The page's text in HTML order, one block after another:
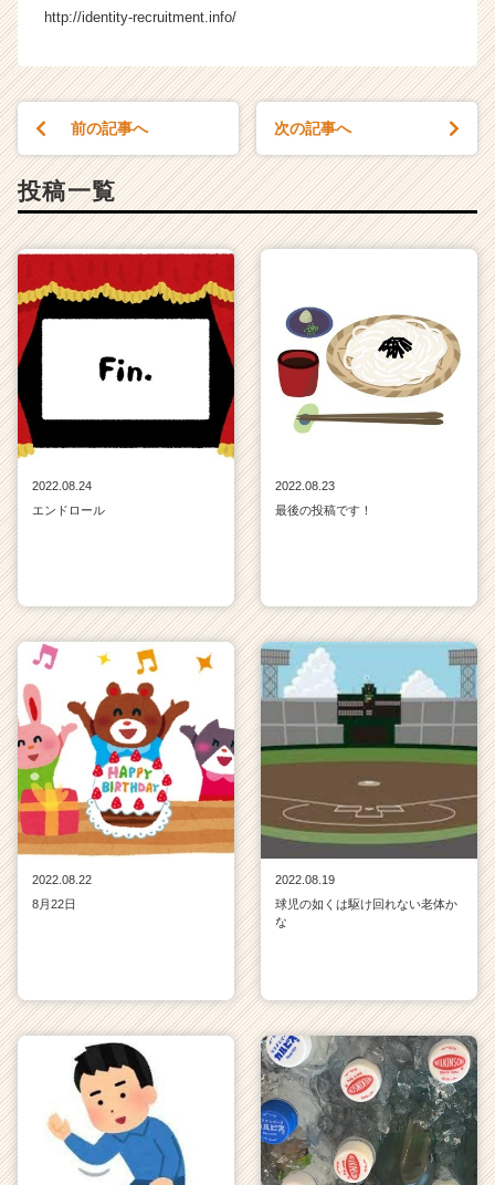
r
http://identity-recruitment.info/
前の記事へ 次の記事へ
投稿一覧
2022.08.24
エンドロール
2022.08.23
最後の投稿です！
2022.08.22
8月22日
2022.08.19
球児の如くは駆け回れない老体か
な